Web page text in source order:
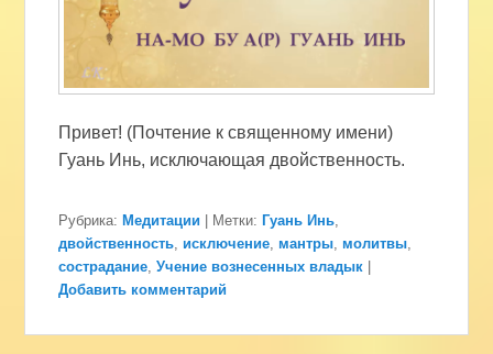
Привет! (Почтение к священному имени)
Гуань Инь, исключающая двойственность.
Рубрика: Медитации Метки: Гуань Инь,
двойственность, исключение, мантры, молитвы,
сострадание,Учение вознесенных владык
Добавить комментарий